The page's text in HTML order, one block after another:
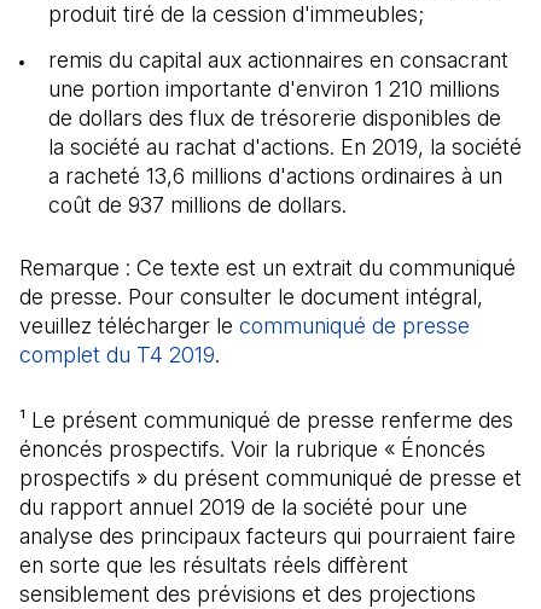
produit tiré de la cession d'immeubles;
remis du capital aux actionnaires en consacrant
une portion importante d'environ 1 210 millions
de dollars des flux de trésorerie disponibles de
la société au rachat d'actions. En 2019, la société
a racheté 13,6 millions d'actions ordinaires à un
coût de 937 millions de dollars.
Remarque : Ce texte est un extrait du communiqué
de presse. Pour consulter le document intégral,
veuillez télécharger le communiqué de presse
complet du T4 2019(Il s'ouvre dans un nouvel onglet)
.
¹ Le présent communiqué de presse renferme des
énoncés prospectifs. Voir la rubrique « Énoncés
prospectifs » du présent communiqué de presse et
du rapport annuel 2019 de la société pour une
analyse des principaux facteurs qui pourraient faire
en sorte que les résultats réels diffèrent
sensiblement des prévisions et des projections